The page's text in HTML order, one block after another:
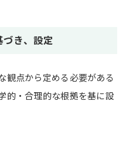
き、設定
観点から定める必要がある
的・合理的な根拠を基に設